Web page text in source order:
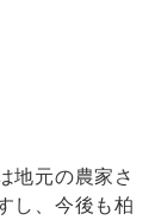
地元の農家さ
し、今後も柏